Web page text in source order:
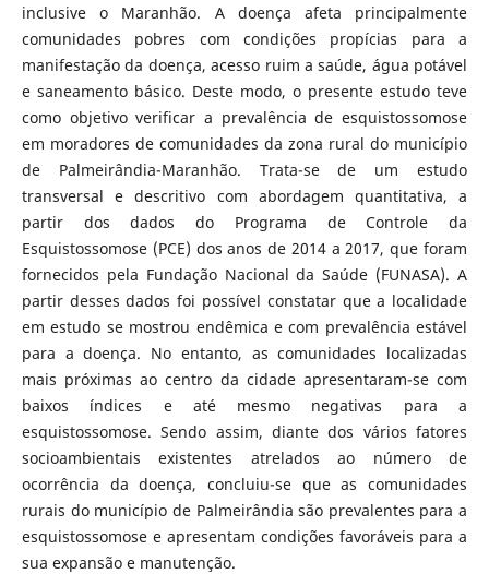
inclusive o Maranhão. A doença afeta principalmente
comunidades pobres com condições propícias para a
manifestação da doença, acesso ruim a saúde, água potável
e saneamento básico. Deste modo, o presente estudo teve
como objetivo verificar a prevalência de esquistossomose
em moradores de comunidades da zona rural do município
de Palmeirândia-Maranhão. Trata-se de um estudo
transversal e descritivo com abordagem quantitativa, a
partir dos dados do Programa de Controle da
Esquistossomose (PCE) dos anos de 2014 a 2017, que foram
fornecidos pela Fundação Nacional da Saúde (FUNASA). A
partir desses dados foi possível constatar que a localidade
em estudo se mostrou endêmica e com prevalência estável
para a doença. No entanto, as comunidades localizadas
mais próximas ao centro da cidade apresentaram-se com
baixos índices e até mesmo negativas para a
esquistossomose. Sendo assim, diante dos vários fatores
socioambientais existentes atrelados ao número de
ocorrência da doença, concluiu-se que as comunidades
rurais do município de Palmeirândia são prevalentes para a
esquistossomose e apresentam condições favoráveis para a
sua expansão e manutenção.